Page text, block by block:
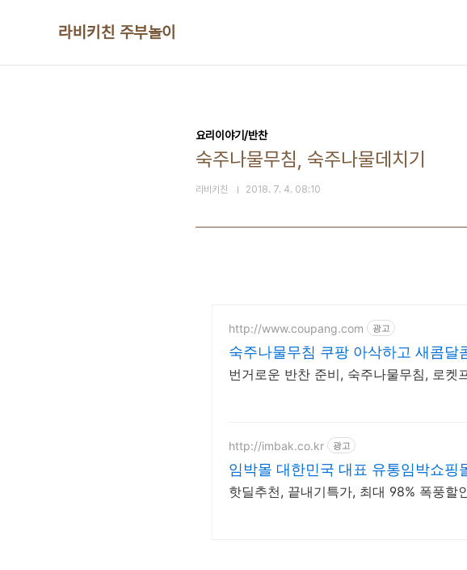
라비키친 주부놀이
요리이야기/반찬
숙주나물무침, 숙주나물데치기
라비키친 2018. 7. 4. 08:10
http://www.coupang.com 광고
숙주나물무침 쿠팡 아삭하고 새콤달
번거로운 반찬 준비, 숙주나물무침, 로켓
http://imbak.co.kr 광고
임박몰 대한민국 대표 유통임박쇼핑
핫딜추천, 끝내기특가, 최대 98% 폭풍할